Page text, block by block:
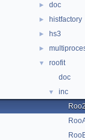
► doc
► histfactory
► hs3
►
▼
roofit
doc
▼
inc